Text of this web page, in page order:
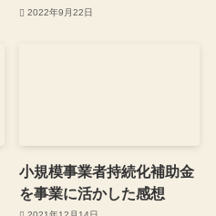
2022年9月22日
小規模事業者持続化補助金
を事業に活かした感想